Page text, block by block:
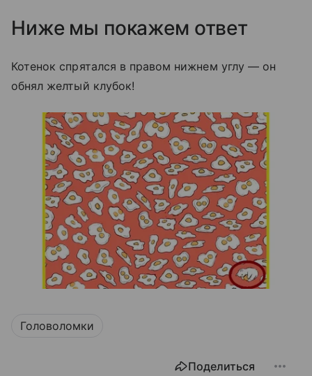
Ниже мы покажем ответ
Котенок спрятался в правом нижнем углу — он
обнял желтый клубок!
Головоломки
Поделиться